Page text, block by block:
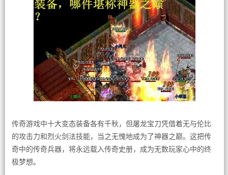
传奇游戏中十大变态装备各有千秋，但屠龙宝刀凭借着无与伦比
的攻击力和烈火剑法技能，当之无愧地成为了神器之巅。这把传
奇中的传奇兵器，将永远载入传奇史册，成为无数玩家心中的终
极梦想。